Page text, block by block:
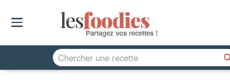
lesfoodies
Partagez vos recettes !